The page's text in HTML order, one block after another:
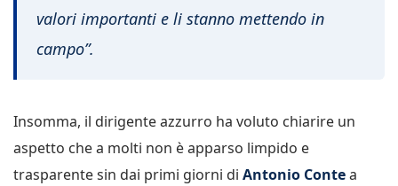
valori importanti e li stanno mettendo in
campo”.
Insomma, il dirigente azzurro ha voluto chiarire un
aspetto che a molti non è apparso limpido e
trasparente sin dai primi giorni di Antonio Contea